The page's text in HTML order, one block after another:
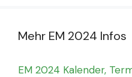
Mehr EM 2024 Infos
EM 2024 Kalender,